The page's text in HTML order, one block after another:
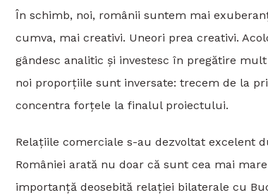
În schimb, noi, românii suntem mai
cumva, mai creativi. Uneori prea creativi.
gândesc analitic și investesc în pregătire
noi proporțiile sunt inversate: trecem de la
concentra forțele la finalul proiectului.
Relațiile comerciale s-au dezvoltat excelent
României arată nu doar că sunt cea mai
importanță deosebită relației bilaterale cu